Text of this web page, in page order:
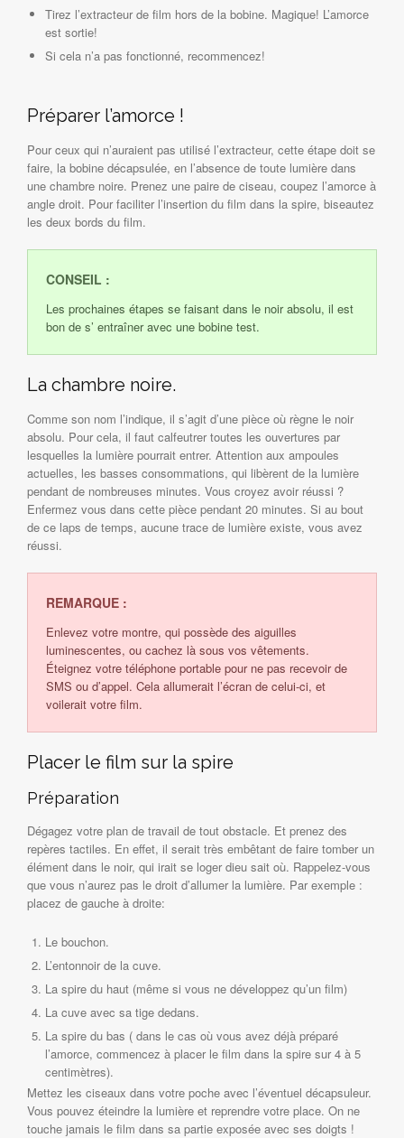
Tirez l’extracteur de film hors de la bobine. Magique! L’amorce
est sortie!
Si cela n’a pas fonctionné, recommencez!
Préparer l’amorce !
Pour ceux qui n’auraient pas utilisé l’extracteur, cette étape doit se
faire, la bobine décapsulée, en l’absence de toute lumière dans
une chambre noire. Prenez une paire de ciseau, coupez l’amorce à
angle droit. Pour faciliter l’insertion du film dans la spire, biseautez
les deux bords du film.
CONSEIL :
Les prochaines étapes se faisant dans le noir absolu, il est
bon de s’ entraîner avec une bobine test.
La chambre noire.
Comme son nom l’indique, il s’agit d’une pièce où règne le noir
absolu. Pour cela, il faut calfeutrer toutes les ouvertures par
lesquelles la lumière pourrait entrer. Attention aux ampoules
actuelles, les basses consommations, qui libèrent de la lumière
pendant de nombreuses minutes. Vous croyez avoir réussi ?
Enfermez vous dans cette pièce pendant 20 minutes. Si au bout
de ce laps de temps, aucune trace de lumière existe, vous avez
réussi.
REMARQUE :
Enlevez votre montre, qui possède des aiguilles
luminescentes, ou cachez là sous vos vêtements.
Éteignez votre téléphone portable pour ne pas recevoir de
SMS ou d’appel. Cela allumerait l’écran de celui-ci, et
voilerait votre film.
Placer le film sur la spire
Préparation
Dégagez votre plan de travail de tout obstacle. Et prenez des
repères tactiles. En effet, il serait très embêtant de faire tomber un
élément dans le noir, qui irait se loger dieu sait où. Rappelez-vous
que vous n’aurez pas le droit d’allumer la lumière. Par exemple :
placez de gauche à droite:
Le bouchon.
L’entonnoir de la cuve.
La spire du haut (même si vous ne développez qu’un film)
La cuve avec sa tige dedans.
La spire du bas ( dans le cas où vous avez déjà préparé
l’amorce, commencez à placer le film dans la spire sur 4 à 5
centimètres).
Mettez les ciseaux dans votre poche avec l’éventuel décapsuleur.
Vous pouvez éteindre la lumière et reprendre votre place. On ne
touche jamais le film dans sa partie exposée avec ses doigts !